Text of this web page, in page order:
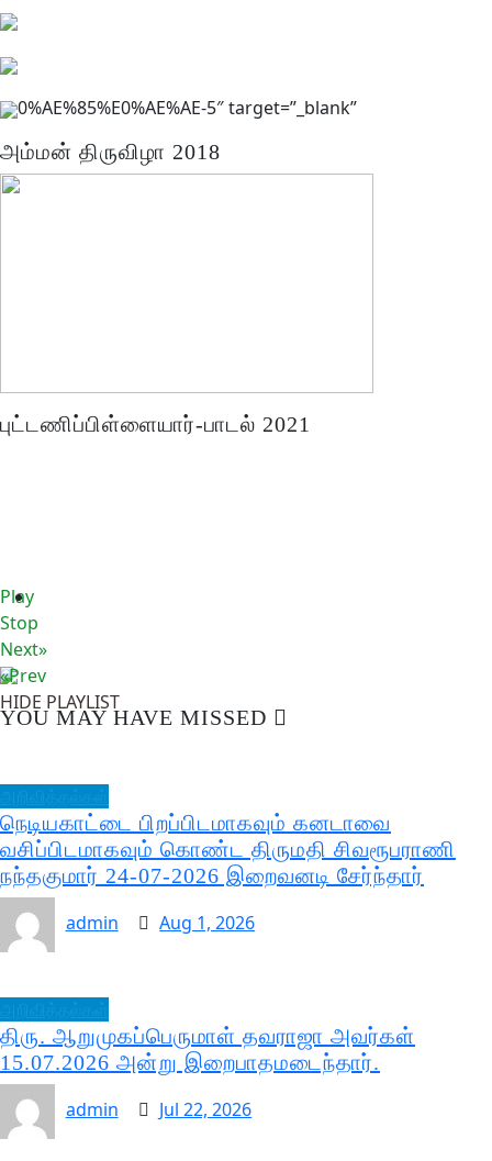
0%AE%85%E0%AE%AE-5″ target=”_blank”
அம்மன் திருவிழா 2018
புட்டணிப்பிள்ளையார்-பாடல் 2021
Play
Stop
Next»
«Prev
HIDE PLAYLIST
YOU MAY HAVE MISSED
நெடியகாட்டை பிறப்பிடமாகவும் கனடாவை
வசிப்பிடமாகவும் கொண்ட திருமதி சிவரூபராணி
நந்தகுமார் 24-07-2026 இறைவனடி சேர்ந்தார்
admin
Aug 1, 2026
திரு. ஆறுமுகப்பெருமாள் தவராஜா அவர்கள்
15.07.2026 அன்று இறைபாதமடைந்தார்.
admin
Jul 22, 2026